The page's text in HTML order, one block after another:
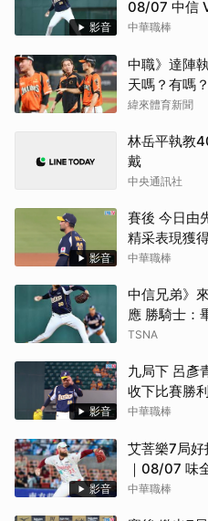
影音
08/07 中信
中華職棒
中職》達陣
天嗎？有嗎？
緯來體育新聞
林岳平執教
戴
中央通訊社
影音
賽後 今日由
精采表現獲
VS 台鋼）
中華職棒
中信兄弟》
應 勝騎士：
TSNA
影音
九局下 呂彥
收下比賽勝
中華職棒
影音
艾菩樂7局
｜08/07 味
中華職棒